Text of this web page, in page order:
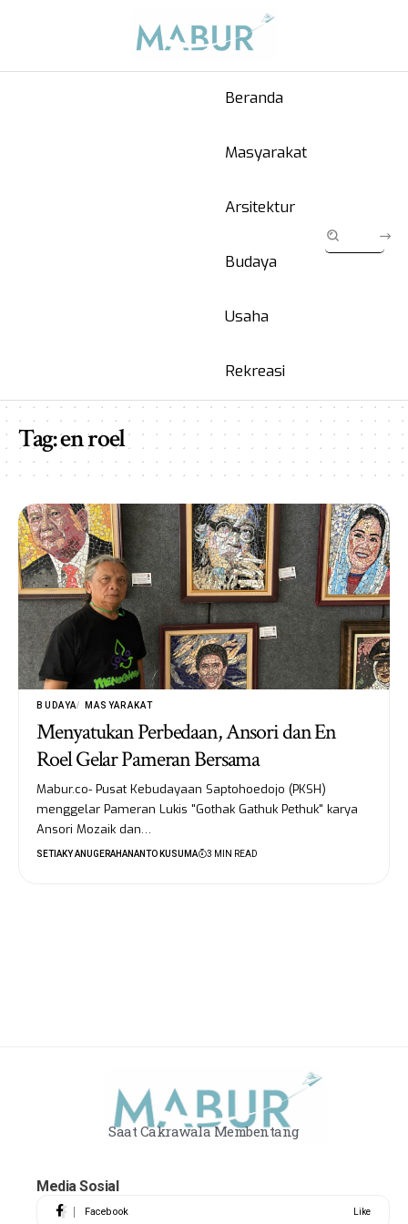
Beranda
Masyarakat
Arsitektur
Budaya
Usaha
Rekreasi
Tag:en roel
BUDAYA MASYARAKAT
Menyatukan Perbedaan, Ansori dan En
Roel Gelar Pameran Bersama
Mabur.co- Pusat Kebudayaan Saptohoedojo (PKSH)
menggelar Pameran Lukis "Gothak Gathuk Pethuk" karya
Ansori Mozaik dan…
SETIAKY ANUGERAHANANTO KUSUMA 3 MIN READ
Saat Cakrawala Membentang
Media Sosial
Facebook Like